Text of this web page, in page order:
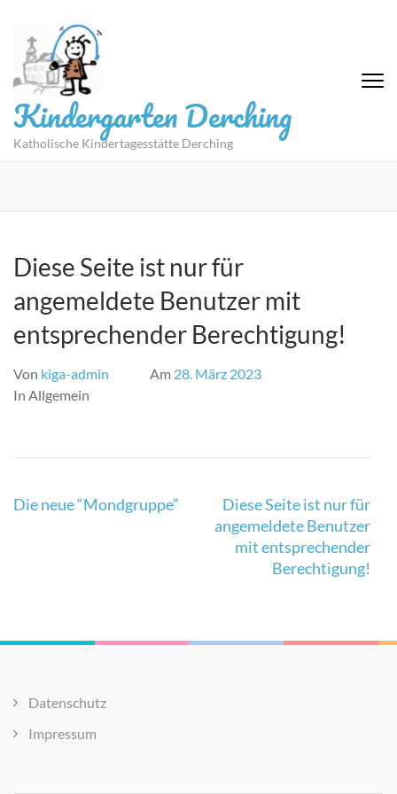
springen
(Eingabetaste
drücken)
Kindergarten Derching
Katholische Kindertagesstätte Derching
Diese Seite ist nur für
angemeldete Benutzer mit
entsprechender Berechtigung!
Von kiga-admin Am 28. März 2023
In Allgemein
Beitragsnavigation
Die neue “Mondgruppe”
Diese Seite ist nur für
angemeldete Benutzer
mit entsprechender
Berechtigung!
Datenschutz
Impressum